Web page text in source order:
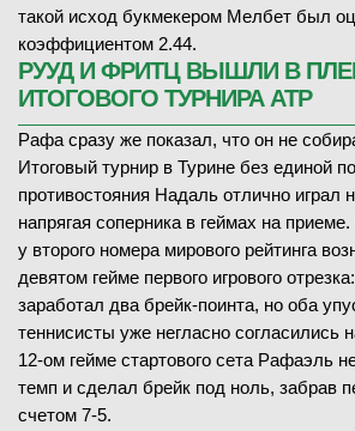
такой исход букмекером Мелбет был
коэффициентом 2.44.
РУУД И ФРИТЦ ВЫШЛИ В
ИТОГОВОГО ТУРНИРА АТР
Рафа сразу же показал, что он не
Итоговый турнир в Турине без единой
противостояния Надаль отлично играл
напрягая соперника в геймах на
у второго номера мирового рейтинга
девятом гейме первого игрового
заработал два брейк-поинта, но оба
теннисисты уже негласно согласились
12-ом гейме стартового сета Рафаэль
темп и сделал брейк под ноль, забрав
счетом 7-5.